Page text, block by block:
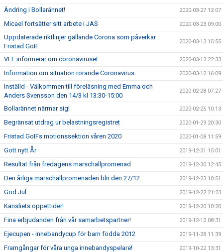
Ändring i Bollarännet! 2020-03-27 12:07
Micael fortsätter sitt arbete i JAS 2020-03-23 09:00
Uppdaterade riktlinjer gällande Corona som påverkar
Fristad GoIF
2020-03-13 15:55
VFF informerar om coronaviruset 2020-03-12 22:33
Information om situation rörande Coronavirus. 2020-03-12 16:09
Inställd - Välkommen till föreläsning med Emma och
Anders Svensson den 14/3 kl 13:30-15:00
2020-02-28 07:27
Bollarännet närmar sig! 2020-02-25 10:13
Begränsat utdrag ur belastningsregistret 2020-01-29 20:30
Fristad GoIFs motionssektion våren 2020 2020-01-08 11:59
Gott nytt År 2019-12-31 15:01
Resultat från fredagens marschallpromenad 2019-12-30 12:45
Den årliga marschallpromenaden blir den 27/12. 2019-12-23 10:51
God Jul 2019-12-22 21:23
Kansliets öppettider! 2019-12-20 10:20
Fina erbjudanden från vår samarbetspartner! 2019-12-12 08:31
Ejecupen - innebandycup för barn födda 2012 2019-11-28 11:39
Framgångar för våra unga innebandyspelare! 2019-10-22 13:31